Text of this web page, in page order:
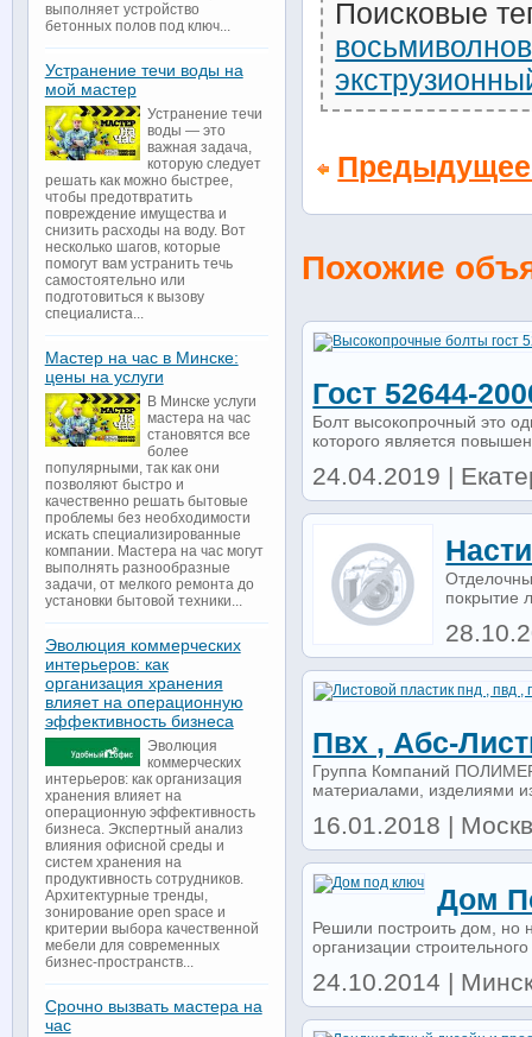
Поисковые
Похожие
Гост 52644-
Болт высокопрочный это
которого является
24.04.2019 |
покрытие
Пвх , Абс-
Группа Компаний
материалами, изделиями
16.01.2018 |
Дом
Решили построить дом, но
организации
24.10.2014 |
выполняет устройство
бетонных полов под ключ...
Устранение течи воды на
мой мастер
Устранение течи
воды — это
важная задача,
которую следует
решать как можно быстрее,
чтобы предотвратить
повреждение имущества и
снизить расходы на воду. Вот
несколько шагов, которые
помогут вам устранить течь
самостоятельно или
подготовиться к вызову
специалиста...
Мастер на час в Минске:
цены на услуги
В Минске услуги
мастера на час
становятся все
более
популярными, так как они
позволяют быстро и
качественно решать бытовые
проблемы без необходимости
искать специализированные
компании. Мастера на час могут
выполнять разнообразные
задачи, от мелкого ремонта до
установки бытовой техники...
Эволюция коммерческих
интерьеров: как
организация хранения
влияет на операционную
эффективность бизнеса
Эволюция
коммерческих
интерьеров: как организация
хранения влияет на
операционную эффективность
бизнеса. Экспертный анализ
влияния офисной среды и
систем хранения на
продуктивность сотрудников.
Архитектурные тренды,
зонирование open space и
критерии выбора качественной
мебели для современных
бизнес-пространств...
Срочно вызвать мастера на
час